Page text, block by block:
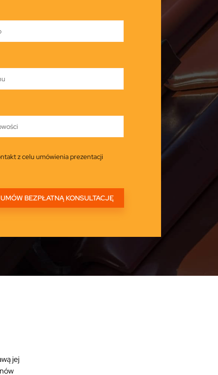
z celu umówienia prezentacji
jej